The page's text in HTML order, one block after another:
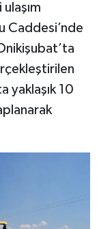
Caddesi’nde
yaklaşık 10